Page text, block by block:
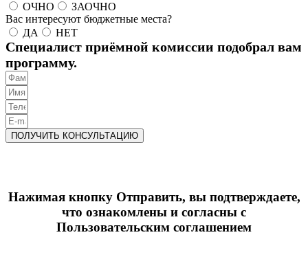
ОЧНО
ЗАОЧНО
Вас интересуют бюджетные места?
ДА
НЕТ
Специалист приёмной комиссии подобрал вам
программу.
ПОЛУЧИТЬ КОНСУЛЬТАЦИЮ
Нажимая кнопку Отправить, вы подтверждаете,
что ознакомлены и согласны с
Пользовательским соглашением